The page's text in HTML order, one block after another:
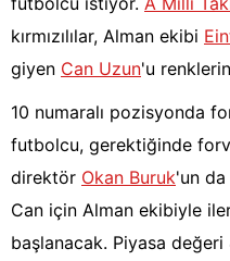
kırmızılılar, Alman ekibi
giyen Can Uzun'u
10 numaralı pozisyonda
futbolcu, gerektiğinde
direktör Okan Buruk'un
Can için Alman ekibiyle
başlanacak. Piyasa